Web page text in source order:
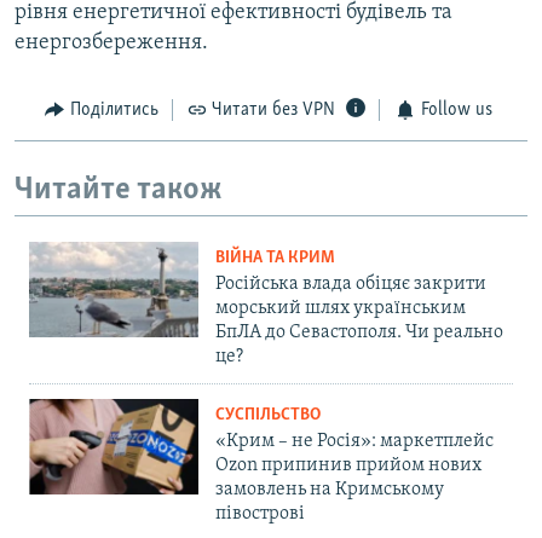
рівня енергетичної ефективності будівель та
енергозбереження.
Поділитись Читати без VPN Follow us
Читайте також
ВІЙНА ТА КРИМ
Російська влада обіцяє закрити
морський шлях українським
БпЛА до Севастополя. Чи реально
це?
СУСПІЛЬСТВО
«Крим – не Росія»: маркетплейс
Ozon припинив прийом нових
замовлень на Кримському
півострові